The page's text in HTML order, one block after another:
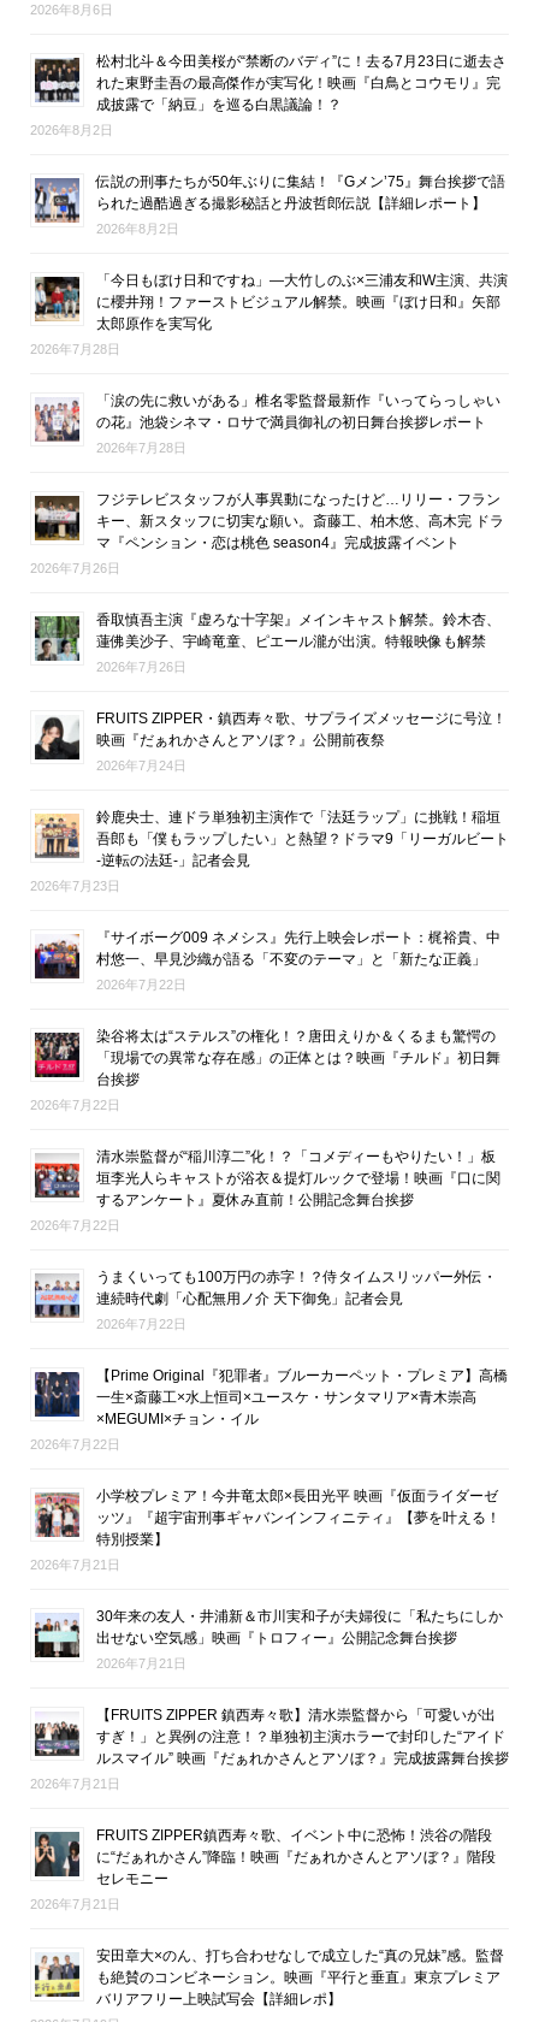
2026年8月6日
松村北斗＆今田美桜が“禁断のバディ”に！去る7月23日に逝去さ
れた東野圭吾の最高傑作が実写化！映画『白鳥とコウモリ』完
成披露で「納豆」を巡る白黒議論！？
2026年8月2日
伝説の刑事たちが50年ぶりに集結！『Gメン’75』舞台挨拶で語
られた過酷過ぎる撮影秘話と丹波哲郎伝説【詳細レポート】
2026年8月2日
「今日もぼけ日和ですね」―大竹しのぶ×三浦友和W主演、共演
に櫻井翔！ファーストビジュアル解禁。映画『ぼけ日和』矢部
太郎原作を実写化
2026年7月28日
「涙の先に救いがある」椎名零監督最新作『いってらっしゃい
の花』池袋シネマ・ロサで満員御礼の初日舞台挨拶レポート
2026年7月28日
フジテレビスタッフが人事異動になったけど…リリー・フラン
キー、新スタッフに切実な願い。斎藤工、柏木悠、高木完 ドラ
マ『ペンション・恋は桃色 season4』完成披露イベント
2026年7月26日
香取慎吾主演『虚ろな十字架』メインキャスト解禁。鈴木杏、
蓮佛美沙子、宇崎竜童、ピエール瀧が出演。特報映像も解禁
2026年7月26日
FRUITS ZIPPER・鎮西寿々歌、サプライズメッセージに号泣！
映画『だぁれかさんとアソぼ？』公開前夜祭
2026年7月24日
鈴鹿央士、連ドラ単独初主演作で「法廷ラップ」に挑戦！稲垣
吾郎も「僕もラップしたい」と熱望？ドラマ9「リーガルビート
-逆転の法廷-」記者会見
2026年7月23日
『サイボーグ009 ネメシス』先行上映会レポート：梶裕貴、中
村悠一、早見沙織が語る「不変のテーマ」と「新たな正義」
2026年7月22日
染谷将太は“ステルス”の権化！？唐田えりか＆くるまも驚愕の
「現場での異常な存在感」の正体とは？映画『チルド』初日舞
台挨拶
2026年7月22日
清水崇監督が“稲川淳二”化！？「コメディーもやりたい！」板
垣李光人らキャストが浴衣＆提灯ルックで登場！映画『口に関
するアンケート』夏休み直前！公開記念舞台挨拶
2026年7月22日
うまくいっても100万円の赤字！？侍タイムスリッパー外伝・
連続時代劇「心配無用ノ介 天下御免」記者会見
2026年7月22日
【Prime Original『犯罪者』ブルーカーペット・プレミア】高橋
一生×斎藤工×水上恒司×ユースケ・サンタマリア×青木崇高
×MEGUMI×チョン・イル
2026年7月22日
小学校プレミア！今井竜太郎×長田光平 映画『仮面ライダーゼ
ッツ』『超宇宙刑事ギャバンインフィニティ』【夢を叶える！
特別授業】
2026年7月21日
30年来の友人・井浦新＆市川実和子が夫婦役に「私たちにしか
出せない空気感」映画『トロフィー』公開記念舞台挨拶
2026年7月21日
【FRUITS ZIPPER 鎮西寿々歌】清水崇監督から「可愛いが出
すぎ！」と異例の注意！？単独初主演ホラーで封印した“アイド
ルスマイル” 映画『だぁれかさんとアソぼ？』完成披露舞台挨拶
2026年7月21日
FRUITS ZIPPER鎮西寿々歌、イベント中に恐怖！渋谷の階段
に“だぁれかさん”降臨！映画『だぁれかさんとアソぼ？』階段
セレモニー
2026年7月21日
安田章大×のん、打ち合わせなしで成立した“真の兄妹”感。監督
も絶賛のコンビネーション。映画『平行と垂直』東京プレミア
バリアフリー上映試写会【詳細レポ】